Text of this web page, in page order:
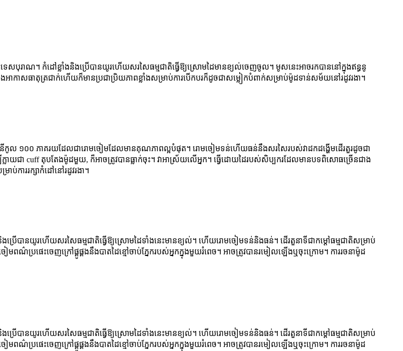
កទេសបុរាណ។ កំដៅខ្លាំងនិងប្រើបានយូរហើយសរសៃធម្មជាតិធ្វើឱ្យស្រោមដៃមានខ្យល់ចេញចូល។ មូសនេះអាចរកបាននៅក្នុងឥន្ធនូ
ងអាកាសធាតុត្រជាក់ហើយក៏មានប្រជាប្រិយភាពខ្លាំងសម្រាប់ការបើកបរក៏ដូចជាសម្លៀកបំពាក់សម្រាប់ម៉ូដទាន់សម័យនៅរដូវរងា។
០០ ភាគរយដែលជារោមចៀមដែលមានគុណភាពល្អបំផុត។ រោមចៀមទន់ហើយធន់នឹងសរសៃរបស់វាដកដង្ហើមដើរតួរដូចជា
លាយជា cuff តុបតែងម៉ូដមួយ, ក៏អាចត្រូវបានធ្លាក់ចុះ។ វាអាស្រ័យលើអ្នក។ ធ្វើដោយដៃរបស់សិប្បករដែលមានបទពិសោធច្រើនជាង
ប់ការរក្សាកំដៅនៅរដូវរងា។
បានយូរហើយសរសៃធម្មជាតិធ្វើឱ្យស្រោមដៃទាំងនេះមានខ្យល់។ ហើយរោមចៀមទន់និងធន់។ ដើរតួនាទីជាកម្តៅធម្មជាតិសម្រាប់
ណ៌ប្រផេះចេញក្រៅផ្គូផ្គងនឹងបាតដៃខ្មៅចាប់ភ្នែករបស់អ្នកក្នុងមួយរំពេច។ អាចត្រូវបានរមៀលឡើងឬចុះក្រោម។ ការរចនាម៉ូដ
បានយូរហើយសរសៃធម្មជាតិធ្វើឱ្យស្រោមដៃទាំងនេះមានខ្យល់។ ហើយរោមចៀមទន់និងធន់។ ដើរតួនាទីជាកម្តៅធម្មជាតិសម្រាប់
ណ៌ប្រផេះចេញក្រៅផ្គូផ្គងនឹងបាតដៃខ្មៅចាប់ភ្នែករបស់អ្នកក្នុងមួយរំពេច។ អាចត្រូវបានរមៀលឡើងឬចុះក្រោម។ ការរចនាម៉ូដ